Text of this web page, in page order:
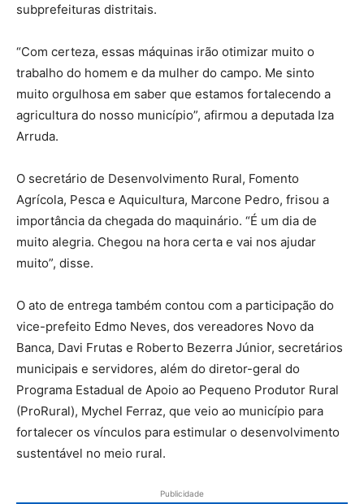
subprefeituras distritais.
“Com certeza, essas máquinas irão otimizar muito o
trabalho do homem e da mulher do campo. Me sinto
muito orgulhosa em saber que estamos fortalecendo a
agricultura do nosso município”, afirmou a deputada Iza
Arruda.
O secretário de Desenvolvimento Rural, Fomento
Agrícola, Pesca e Aquicultura, Marcone Pedro, frisou a
importância da chegada do maquinário. “É um dia de
muito alegria. Chegou na hora certa e vai nos ajudar
muito”, disse.
O ato de entrega também contou com a participação do
vice-prefeito Edmo Neves, dos vereadores Novo da
Banca, Davi Frutas e Roberto Bezerra Júnior, secretários
municipais e servidores, além do diretor-geral do
Programa Estadual de Apoio ao Pequeno Produtor Rural
(ProRural), Mychel Ferraz, que veio ao município para
fortalecer os vínculos para estimular o desenvolvimento
sustentável no meio rural.
Publicidade